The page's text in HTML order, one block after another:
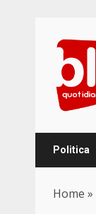
content
Politica
Home »